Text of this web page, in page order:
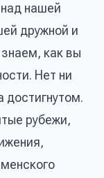
нашей
дружной и
как вы
Нет ни
достигнутом.
рубежи,